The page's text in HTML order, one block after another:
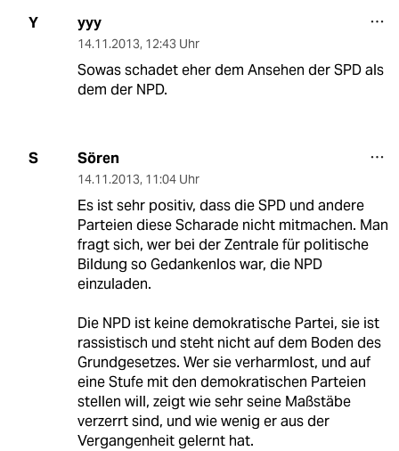
Y yyy
14.11.2013, 12:43 Uhr
Sowas schadet eher dem Ansehen der SPD als
dem der NPD.
S Sören
14.11.2013, 11:04 Uhr
Es ist sehr positiv, dass die SPD und andere
Parteien diese Scharade nicht mitmachen. Man
fragt sich, wer bei der Zentrale für politische
Bildung so Gedankenlos war, die NPD
einzuladen.
Die NPD ist keine demokratische Partei, sie ist
rassistisch und steht nicht auf dem Boden des
Grundgesetzes. Wer sie verharmlost, und auf
eine Stufe mit den demokratischen Parteien
stellen will, zeigt wie sehr seine Maßstäbe
verzerrt sind, und wie wenig er aus der
Vergangenheit gelernt hat.